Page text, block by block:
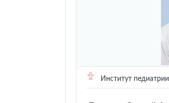
Институт педиатрии